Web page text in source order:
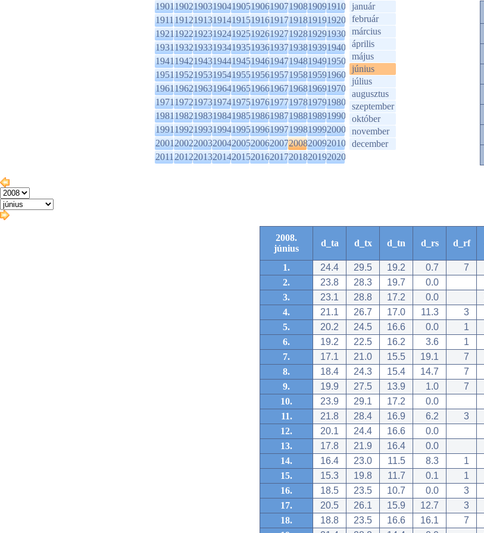
1901190219031904190519061907190819091910
1911191219131914191519161917191819191920
1921192219231924192519261927192819291930
1931193219331934193519361937193819391940
1941194219431944194519461947194819491950
1951195219531954195519561957195819591960
1961196219631964196519661967196819691970
1971197219731974197519761977197819791980
1981198219831984198519861987198819891990
1991199219931994199519961997199819992000
2001200220032004200520062007200820092010
2011201220132014201520162017201820192020
január
február
március
április
május
június
július
augusztus
szeptember
október
november
december
2008.
június
d_ta d_tx d_tn d_rs d_rf
1. 24.4 29.5 19.2 0.7 7
2.
23.8 28.3 19.7 0.0
3.
23.1 28.8 17.2 0.0
4.
21.1 26.7 17.0 11.3 3
5.
20.2 24.5 16.6 0.0 1
6.
19.2 22.5 16.2 3.6 1
7.
17.1 21.0 15.5 19.1 7
8.
18.4 24.3 15.4 14.7 7
9.
19.9 27.5 13.9 1.0 7
10.
23.9 29.1 17.2 0.0
11.
21.8 28.4 16.9 6.2 3
12.
20.1 24.4 16.6 0.0
13.
17.8 21.9 16.4 0.0
14.
16.4 23.0 11.5 8.3 1
15.
15.3 19.8 11.7 0.1 1
16.
18.5 23.5 10.7 0.0 3
17.
20.5 26.1 15.9 12.7 3
18.
18.8 23.5 16.6 16.1 7